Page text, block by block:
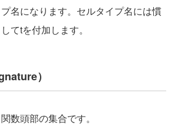
名になります。セルタイプ名には慣
てtを付加します。
）
数頭部の集合です。